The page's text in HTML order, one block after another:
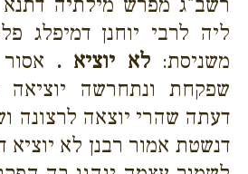
ליה לרבי יוחנן דמיפלג
משניסת:לא יוציא .
שפקחת ונתחרשה
דעתה שהרי יוצאה לרצונה
דנשטת אמור רבנן לא יוציא